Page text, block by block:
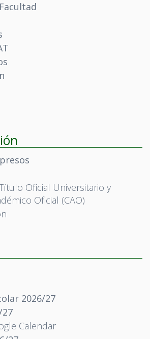
Oficial Universitario y
Oficial (CAO)
2026/27
Calendar